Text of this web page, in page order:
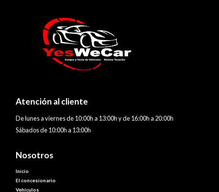
Atención al cliente
De lunes a viernes de 10:00h a 13:00h y de 16:00h a 20:00h
Sábados de 10:00h a 13:00h
Nosotros
Inicio
El concesionario
Vehículos